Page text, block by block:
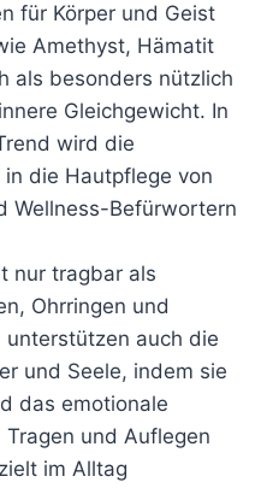
für Körper und Geist
Amethyst, Hämatit
als besonders nützlich
Gleichgewicht. In
wird die
die Hautpflege von
Wellness-Befürwortern
nur tragbar als
Ohrringen und
auch die
und Seele, indem sie
das emotionale
und Auflegen
im Alltag